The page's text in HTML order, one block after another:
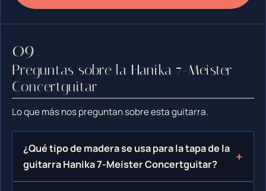
Preguntas sobre la Hanika 7-Meister
Concertguitar
Lo que más nos preguntan sobre esta guitarra.
¿Qué tipo de madera se usa para la tapa de la
guitarra Hanika 7-Meister Concertguitar?